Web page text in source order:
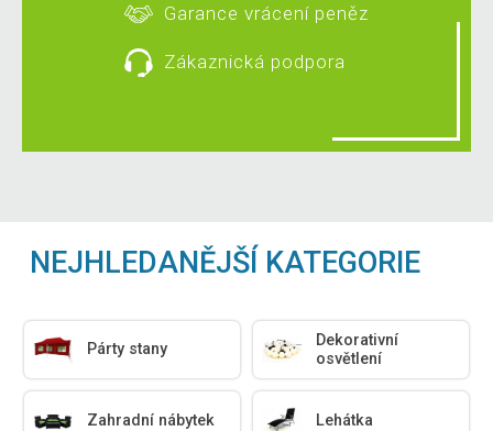
Garance vrácení peněz
Zákaznická podpora
NEJHLEDANĚJŠÍ KATEGORIE
Párty stany
Dekorativní
osvětlení
Zahradní nábytek Lehátka